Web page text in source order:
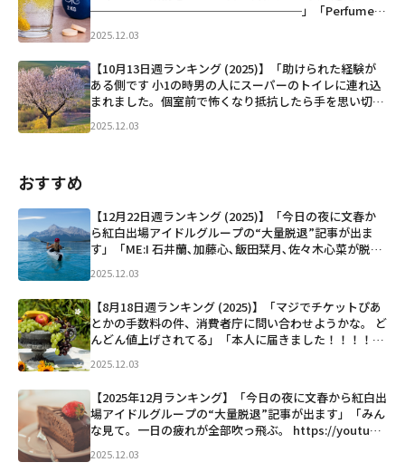
──────────────────」「Perfumeあ
す！」 https://oricon.co.jp/ne...」など
2025.12.03
【10月13日週ランキング (2025)】「助けられた経験が
ある側です 小1の時男の人にスーパーのトイレに連れ込
まれました。個室前で怖くなり抵抗したら手を思い切り
て…」と声を振り絞って伝えたらおじさんは男に向かっ
2025.12.03
おすすめ
【12月22日週ランキング (2025)】「今日の夜に文春か
ら紅白出場アイドルグループの“大量脱退”記事が出ま
す」「ME:I 石井蘭､加藤心､飯田栞月､佐々木心菜が脱
なさんが国民健康保険を納めてくれているお陰で、
親...」など
2025.12.03
【8月18日週ランキング (2025)】「マジでチケットぴあ
とかの手数料の件、消費者庁に問い合わせようかな。 ど
んどん値上げされてる」「本人に届きました！！！！！
通費、 最適解が分からない件」「ポテトのLを頼んであ
け...」など
2025.12.03
【2025年12月ランキング】「今日の夜に文春から紅白出
場アイドルグループの“大量脱退”記事が出ます」「みん
な見て。一日の疲れが全部吹っ飛ぶ。 https://youtube.
すね。そして...」など
2025.12.03